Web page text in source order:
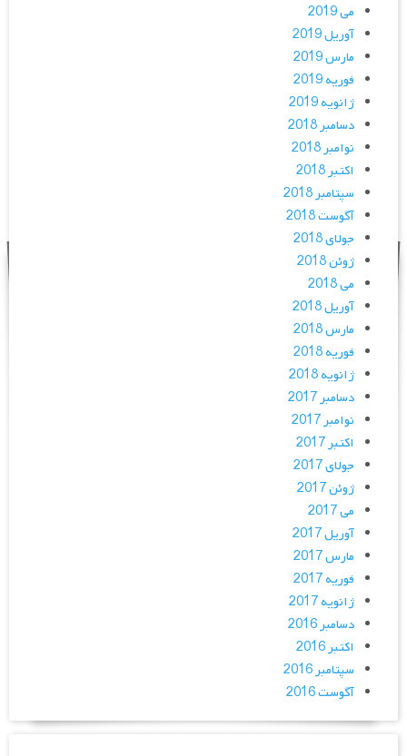
می 2019
آوریل 2019
مارس 2019
فوریه 2019
ژانویه 2019
دسامبر 2018
نوامبر 2018
اکتبر 2018
سپتامبر 2018
آگوست 2018
جولای 2018
ژوئن 2018
می 2018
آوریل 2018
مارس 2018
فوریه 2018
ژانویه 2018
دسامبر 2017
نوامبر 2017
اکتبر 2017
جولای 2017
ژوئن 2017
می 2017
آوریل 2017
مارس 2017
فوریه 2017
ژانویه 2017
دسامبر 2016
اکتبر 2016
سپتامبر 2016
آگوست 2016